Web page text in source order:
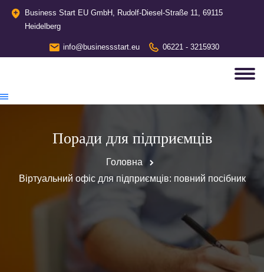
Business Start EU GmbH, Rudolf-Diesel-Straße 11, 69115
Heidelberg
info@businessstart.eu 06221 - 3215930
Поради для підприємців
Головна
Віртуальний офіс для підприємців: повний посібник